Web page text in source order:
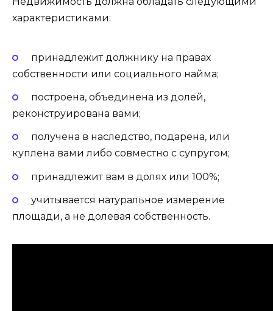
характеристиками:
принадлежит должнику на правах
собственности или социального найма;
построена, объединена из долей,
реконструирована вами;
получена в наследство, подарена, или
куплена вами либо совместно с супругом;
принадлежит вам в долях или 100%;
учитывается натуральное измерение
площади, а не долевая собственность.